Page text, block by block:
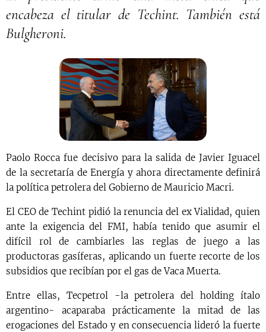
encabeza el titular de Techint. También está
Bulgheroni.
Paolo Rocca fue decisivo para la salida de Javier Iguacel
de la secretaría de Energía y ahora directamente definirá
la política petrolera del Gobierno de Mauricio Macri.
El CEO de Techint pidió la renuncia del ex Vialidad, quien
ante la exigencia del FMI, había tenido que asumir el
difícil rol de cambiarles las reglas de juego a las
productoras gasíferas, aplicando un fuerte recorte de los
subsidios que recibían por el gas de Vaca Muerta.
Entre ellas, Tecpetrol -la petrolera del holding ítalo
argentino- acaparaba prácticamente la mitad de las
erogaciones del Estado y en consecuencia lideró la fuerte